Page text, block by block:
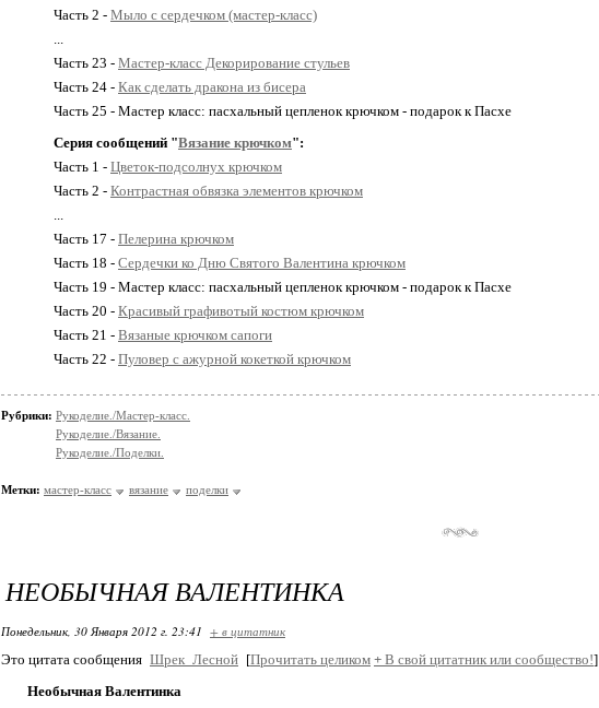
Часть 2 - Мыло с сердечком (мастер-класс)
...
Часть 23 - Мастер-класс Декорирование стульев
Часть 24 - Как сделать дракона из бисера
Часть 25 - Мастер класс: пасхальный цепленок крючком - подарок к Пасхе
Серия сообщений "Вязание крючком":
Часть 1 - Цветок-подсолнух крючком
Часть 2 - Контрастная обвязка элементов крючком
...
Часть 17 - Пелерина крючком
Часть 18 - Сердечки ко Дню Святого Валентина крючком
Часть 19 - Мастер класс: пасхальный цепленок крючком - подарок к Пасхе
Часть 20 - Красивый графивотый костюм крючком
Часть 21 - Вязаные крючком сапоги
Часть 22 - Пуловер с ажурной кокеткой крючком
Рубрики: Рукоделие./Мастер-класс.
Рукоделие./Вязание.
Рукоделие./Поделки.
Метки: мастер-класс вязание поделки
НЕОБЫЧНАЯ ВАЛЕНТИНКА
Понедельник, 30 Января 2012 г. 23:41 + в цитатник
Это цитата сообщения Шрек_Лесной [Прочитать целиком + В свой цитатник или сообщество!]
Необычная Валентинка